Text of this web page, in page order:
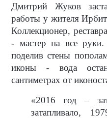
Дмитрий Жуков
работы у жителя
Коллекционер,
- мастер на все
поделив стены
иконы - вода
сантиметрах от
«2016 год –
затапливало,